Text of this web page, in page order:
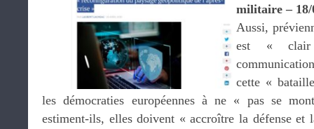
militaire – 18/
Aussi,
est « clair
cette «
les démocraties européennes à ne « pas se
estiment-ils, elles doivent « accroître la défense et